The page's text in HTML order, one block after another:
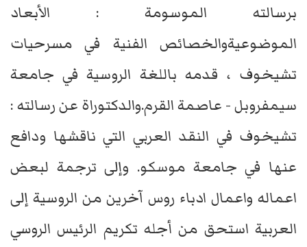
برسالته الموسومة : الأبعاد
الموضوعيةوالخصائص الفنية في مسرحيات
تشيخوف ، قدمه باللغة الروسية في جامعة
سيمفروبل - عاصمة القرم.والدكتوراة عن رسالته :
تشيخوف في النقد العربي التي ناقشها ودافع
عنها في جامعة موسكو. وإلى ترجمة لبعض
اعماله واعمال ادباء روس آخرين من الروسية إلى
العربية استحق من أجله تكريم الرئيس الروسي